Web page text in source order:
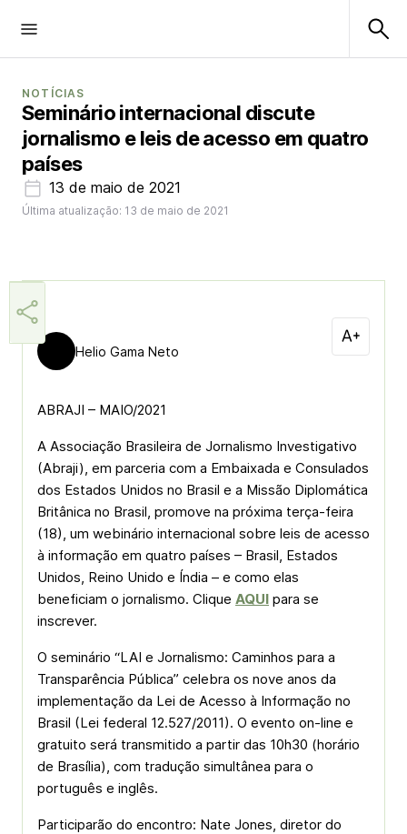
NOTÍCIAS
Seminário internacional discute
jornalismo e leis de acesso em quatro
países
13 de maio de 2021
Última atualização: 13 de maio de 2021
Helio Gama Neto
ABRAJI – MAIO/2021
A Associação Brasileira de Jornalismo Investigativo
(Abraji), em parceria com a Embaixada e Consulados
dos Estados Unidos no Brasil e a Missão Diplomática
Britânica no Brasil, promove na próxima terça-feira
(18), um webinário internacional sobre leis de acesso
à informação em quatro países – Brasil, Estados
Unidos, Reino Unido e Índia – e como elas
beneficiam o jornalismo. Clique AQUI para se
inscrever.
O seminário “LAI e Jornalismo: Caminhos para a
Transparência Pública” celebra os nove anos da
implementação da Lei de Acesso à Informação no
Brasil (Lei federal 12.527/2011). O evento on-line e
gratuito será transmitido a partir das 10h30 (horário
de Brasília), com tradução simultânea para o
português e inglês.
Participarão do encontro: Nate Jones, diretor do